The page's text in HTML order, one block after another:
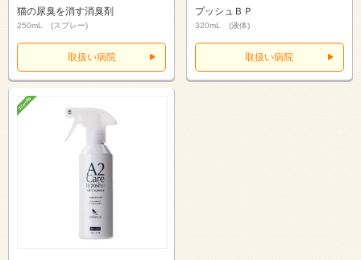
猫の尿臭を消す消臭剤
250mL (スプレー)
取扱い病院
プッシュＢＰ
320mL (液体)
取扱い病院